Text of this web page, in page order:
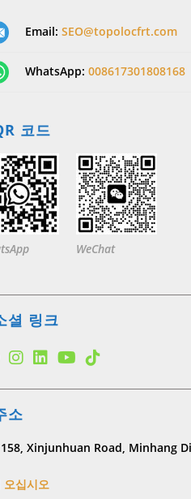
Email: SEO@topolocfrt.com
WhatsApp: 008617301808168
코드
WeChat
셜 링크
a
newnewnew new
소
Xinjunhuan Road, Minhang
오십시오